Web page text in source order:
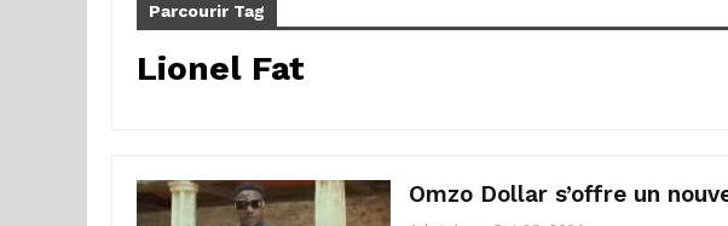
Parcourir Tag
Lionel Fat
Omzo Dollar s’offre un